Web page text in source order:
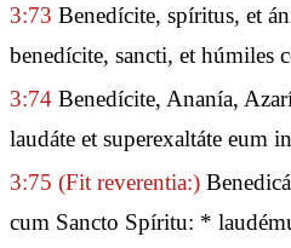
3:73 Benedícite, spíritus, et
benedícite, sancti, et húmiles
3:74 Benedícite, Ananía,
laudáte et superexaltáte eum
3:75 (Fit reverentia:)
cum Sancto Spíritu: *